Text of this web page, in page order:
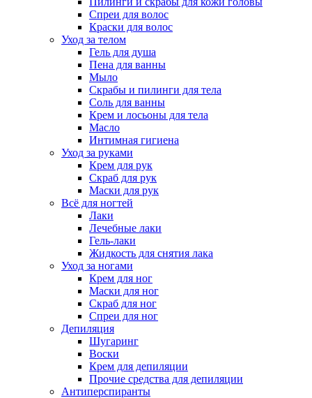
Спреи для волос
Краски для волос
Уход за телом
Гель для душа
Пена для ванны
Мыло
Скрабы и пилинги для тела
Соль для ванны
Крем и лосьоны для тела
Масло
Интимная гигиена
Уход за руками
Крем для рук
Скраб для рук
Маски для рук
Всё для ногтей
Лаки
Лечебные лаки
Гель-лаки
Жидкость для снятия лака
Уход за ногами
Крем для ног
Маски для ног
Скраб для ног
Спреи для ног
Депиляция
Шугаринг
Воски
Крем для депиляции
Прочие средства для депиляции
Антиперспиранты